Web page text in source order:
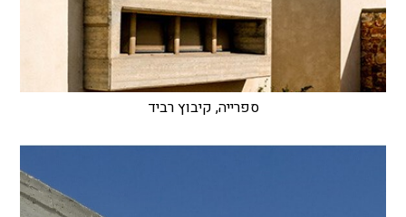
ספרייה, קיבוץ רביד